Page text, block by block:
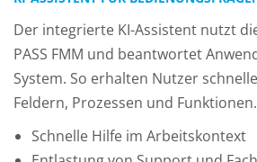
Der integrierte KI-Assistent nutzt
PASS FMM und beantwortet
System. So erhalten Nutzer
Feldern, Prozessen und Funktionen.
Schnelle Hilfe im Arbeitskontext